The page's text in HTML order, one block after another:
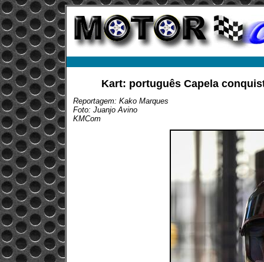
Kart: português Capela
Reportagem: Kako Marques
Foto: Juanjo Avino
KMCom